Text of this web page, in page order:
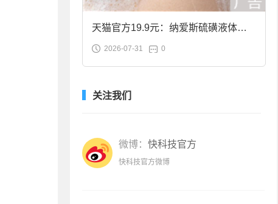
天猫官方19.9元：纳爱斯硫磺液体香
皂2斤大促
2026-07-31 0
关注我们
微博： 快科技官方
快科技官方微博